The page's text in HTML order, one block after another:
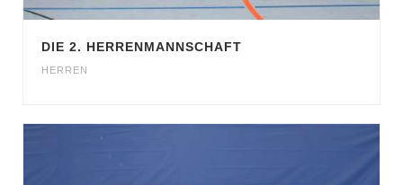
DIE 2. HERRENMANNSCHAFT
HERREN